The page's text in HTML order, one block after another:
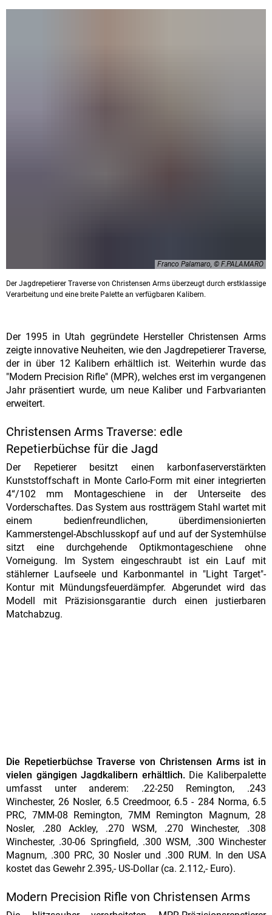
Franco Palamaro, © F.PALAMARO
Der Jagdrepetierer Traverse von Christensen Arms überzeugt durch erstklassige
Verarbeitung und eine breite Palette an verfügbaren Kalibern.
Der 1995 in Utah gegründete Hersteller Christensen Arms
zeigte innovative Neuheiten, wie den Jagdrepetierer Traverse,
der in über 12 Kalibern erhältlich ist. Weiterhin wurde das
"Modern Precision Rifle" (MPR), welches erst im vergangenen
Jahr präsentiert wurde, um neue Kaliber und Farbvarianten
erweitert.
Christensen Arms Traverse: edle
Repetierbüchse für die Jagd
Der Repetierer besitzt einen karbonfaserverstärkten
Kunststoffschaft in Monte Carlo-Form mit einer integrierten
4“/102 mm Montageschiene in der Unterseite des
Vorderschaftes. Das System aus rostträgem Stahl wartet mit
einem bedienfreundlichen, überdimensionierten
Kammerstengel-Abschlusskopf auf und auf der Systemhülse
sitzt eine durchgehende Optikmontageschiene ohne
Vorneigung. Im System eingeschraubt ist ein Lauf mit
stählerner Laufseele und Karbonmantel in "Light Target"-
Kontur mit Mündungsfeuerdämpfer. Abgerundet wird das
Modell mit Präzisionsgarantie durch einen justierbaren
Matchabzug.
Die Repetierbüchse Traverse von Christensen Arms ist in
vielen gängigen Jagdkalibern erhältlich.Die Kaliberpalette
umfasst unter anderem: .22-250 Remington, .243
Winchester, 26 Nosler, 6.5 Creedmoor, 6.5 - 284 Norma, 6.5
PRC, 7MM-08 Remington, 7MM Remington Magnum, 28
Nosler, .280 Ackley, .270 WSM, .270 Winchester, .308
Winchester, .30-06 Springfield, .300 WSM, .300 Winchester
Magnum, .300 PRC, 30 Nosler und .300 RUM. In den USA
kostet das Gewehr 2.395,- US-Dollar (ca. 2.112,- Euro).
Modern Precision Rifle von Christensen Arms